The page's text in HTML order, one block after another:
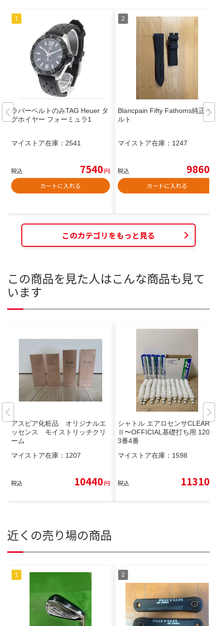
ラバーベルトのみTAG Heuer タ
グホイヤー フォーミュラ1
マイストア在庫： 2541
税込 7540円
カートに入れる
Blancpain Fifty Fathoms純正ベ
ルト
マイストア在庫： 1247
税込 9860
カートに入れる
このカテゴリをもっと見る
この商品を見た人はこんな商品も見て
います
アスピア化粧品 オリジナルエ
ッセンス モイストリッチクリ
ーム
マイストア在庫： 1207
税込 10440円
シャトル エアロセンサCLEAR
Ⅱ〜OFFICIAL基礎打ち用 120個
3番4番
マイストア在庫： 1598
税込 11310
近くの売り場の商品